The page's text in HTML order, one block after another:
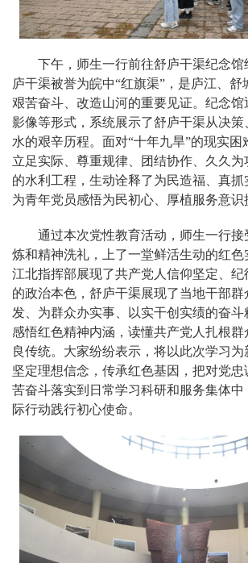
下午，师生一行前往舒庐干渠纪念馆
庐干渠被誉为皖中“红旗渠”，是庐江、舒
艰苦奋斗、改造山河的重要见证。纪念馆
影像等形式，系统展示了舒庐干渠从决策
水的艰辛历程。面对“十年九旱”的现实困
立足实际、尊重规律、团结协作、久久
的水利工程，生动诠释了为民造福、真抓
为青年党员感悟为民初心、厚植服务意识
通过本次党性教育活动，师生一行
炼和精神洗礼，上了一堂鲜活生动的红
江北指挥部展现了共产党人信仰坚定、纪
的政治本色，舒庐干渠展现了当地干部群
发、为群众办实事、以实干创实绩的奋
感悟红色精神内涵，读懂共产党人扎根
良传统。大家纷纷表示，将以此次学习
坚定理想信念，传承红色基因，把对党
苦奋斗落实到日常学习科研和服务集体
际行动践行初心使命。